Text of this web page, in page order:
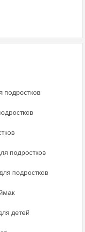
подростков
подростков
подростков
детей